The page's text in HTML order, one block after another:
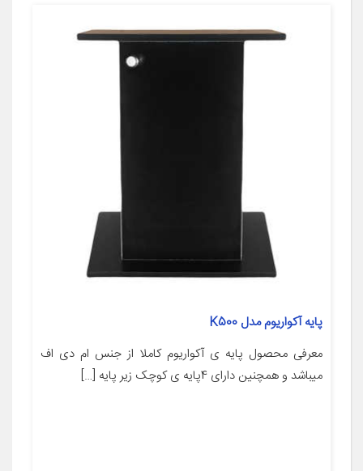
پایه آکواریوم مدل K500
معرفی محصول پایه ی آکواریوم کاملا از جنس ام دی اف
میباشد و همچنین دارای 4پایه ی کوچک زیر پایه […]